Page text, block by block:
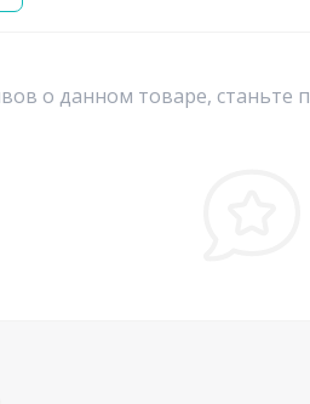
о данном товаре, станьте